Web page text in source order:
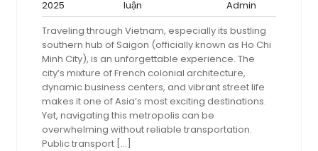
2025
Tháng
8,
2025
luậnKhông
có
bình
luận
Admin
Traveling through Vietnam, especially its bustling
southern hub of Saigon (officially known as Ho Chi
Minh City), is an unforgettable experience. The
city’s mixture of French colonial architecture,
dynamic business centers, and vibrant street life
makes it one of Asia’s most exciting destinations.
Yet, navigating this metropolis can be
overwhelming without reliable transportation.
Public transport […]